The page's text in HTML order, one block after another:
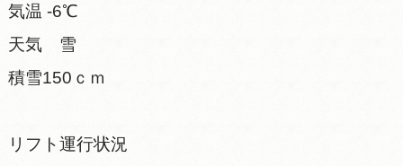
気温 -6℃
天気 雪
積雪150ｃｍ
リフト運行状況